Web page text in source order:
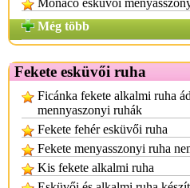
Monaco esküvői
Még több
Fekete esküvői ruha
Ficánka fekete alkalmi ruha
mennyaszonyi ruhák
Fekete fehér esküvői ruha
Fekete menyasszonyi ruha
Kis fekete alkalmi ruha